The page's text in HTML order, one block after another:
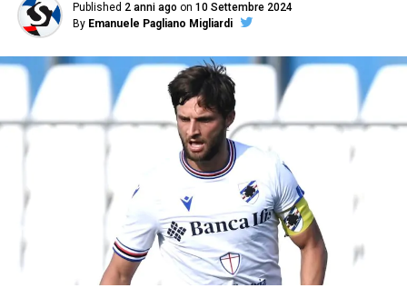
Published 2 anni ago on 10 Settembre 2024
By Emanuele Pagliano Migliardi